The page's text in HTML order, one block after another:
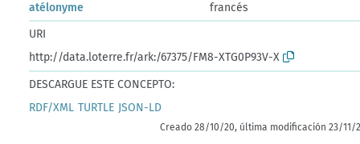
atélonyme
francés
URI
http://data.loterre.fr/ark:/67375/FM8-XTG0P93V-X
DESCARGUE ESTE CONCEPTO:
RDF/XML TURTLE JSON-LD
Creado 28/10/20, última modificación 23/11/